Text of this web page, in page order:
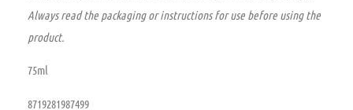
Always read the packaging or instructions for use before using the
product.
75ml
8719281987499